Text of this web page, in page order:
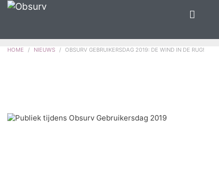
HOME NIEUWS OBSURV GEBRUIKERSDAG 2019: DE WIND IN DE RUG!